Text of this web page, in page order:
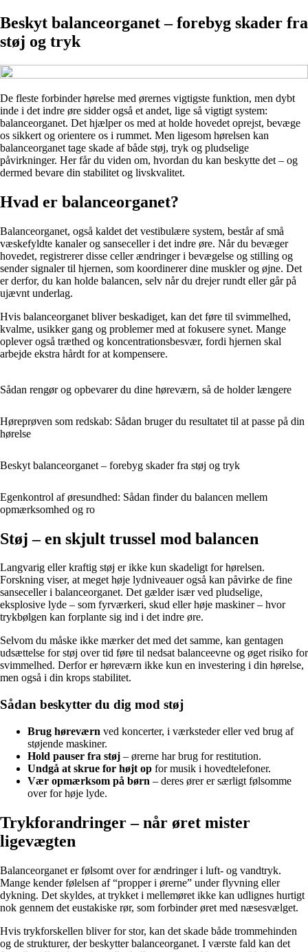
Beskyt balanceorganet – forebyg skader fra
støj og tryk
De fleste forbinder hørelse med ørernes vigtigste funktion, men dybt
inde i det indre øre sidder også et andet, lige så vigtigt system:
balanceorganet. Det hjælper os med at holde hovedet oprejst, bevæge
os sikkert og orientere os i rummet. Men ligesom hørelsen kan
balanceorganet tage skade af både støj, tryk og pludselige
påvirkninger. Her får du viden om, hvordan du kan beskytte det – og
dermed bevare din stabilitet og livskvalitet.
Hvad er balanceorganet?
Balanceorganet, også kaldet det vestibulære system, består af små
væskefyldte kanaler og sanseceller i det indre øre. Når du bevæger
hovedet, registrerer disse celler ændringer i bevægelse og stilling og
sender signaler til hjernen, som koordinerer dine muskler og øjne. Det
er derfor, du kan holde balancen, selv når du drejer rundt eller går på
ujævnt underlag.
Hvis balanceorganet bliver beskadiget, kan det føre til svimmelhed,
kvalme, usikker gang og problemer med at fokusere synet. Mange
oplever også træthed og koncentrationsbesvær, fordi hjernen skal
arbejde ekstra hårdt for at kompensere.
Sådan rengør og opbevarer du dine høreværn, så de holder længere
Høreprøven som redskab: Sådan bruger du resultatet til at passe på din
hørelse
Beskyt balanceorganet – forebyg skader fra støj og tryk
Egenkontrol af øresundhed: Sådan finder du balancen mellem
opmærksomhed og ro
Støj – en skjult trussel mod balancen
Langvarig eller kraftig støj er ikke kun skadeligt for hørelsen.
Forskning viser, at meget høje lydniveauer også kan påvirke de fine
sanseceller i balanceorganet. Det gælder især ved pludselige,
eksplosive lyde – som fyrværkeri, skud eller høje maskiner – hvor
trykbølgen kan forplante sig ind i det indre øre.
Selvom du måske ikke mærker det med det samme, kan gentagen
udsættelse for støj over tid føre til nedsat balanceevne og øget risiko for
svimmelhed. Derfor er høreværn ikke kun en investering i din hørelse,
men også i din krops stabilitet.
Sådan beskytter du dig mod støj
Brug høreværn ved koncerter, i værksteder eller ved brug af
støjende maskiner.
Hold pauser fra støj – ørerne har brug for restitution.
Undgå at skrue for højt op for musik i hovedtelefoner.
Vær opmærksom på børn – deres ører er særligt følsomme
over for høje lyde.
Trykforandringer – når øret mister
ligevægten
Balanceorganet er følsomt over for ændringer i luft- og vandtryk.
Mange kender følelsen af “propper i ørerne” under flyvning eller
dykning. Det skyldes, at trykket i mellemøret ikke kan udlignes hurtigt
nok gennem det eustakiske rør, som forbinder øret med næsesvælget.
Hvis trykforskellen bliver for stor, kan det skade både trommehinden
og de strukturer, der beskytter balanceorganet. I værste fald kan det